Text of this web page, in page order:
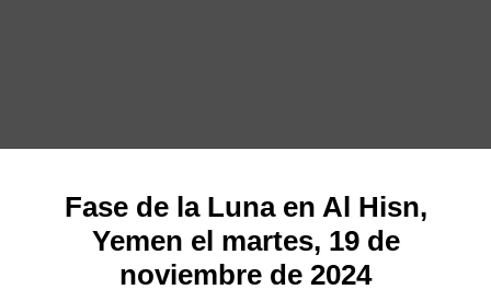
Fase de la Luna en Al Hisn,
Yemen el martes, 19 de
noviembre de 2024